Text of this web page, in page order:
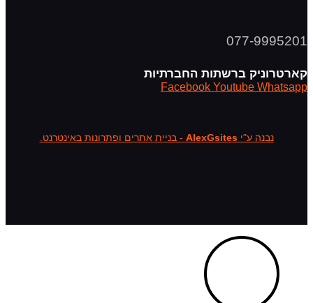
077-9995201
קארטרוניק ברשתות החברתיות
Facebook Youtube Whatsapp
נבנה ע"יAlexGsites - בניית אתרים ופתרונות באינטרנט.